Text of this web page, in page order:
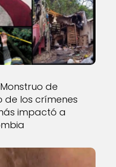
de
de los crímenes
impactó a